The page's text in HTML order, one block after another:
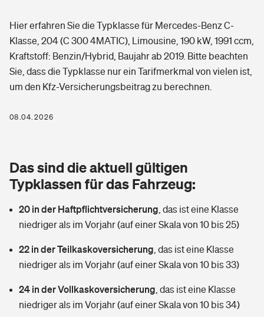
Arbeitsrechtsschutz
Berufshaftpflichtversicherung
Rentenrechner: Wie viel Geld bekomme ich im Alter?
Wer versichert was: Jetzt Versicherer finden
Hausratversicherung
Elementarversicherung
Photovoltaik
Wärmepumpen versichern
Vermieterrrechtsschutz
Mietkautionsversicherung
Zur Übersicht
Tools
Pri­vate Haft­pflicht­
Rechts­schutz­ver­si­che­rung
Kinderunfall­ver­si­che­rung
Reiseversicherung
Pferdehalter-Haftpflicht
Gesundheit
Private Krankenversicherung
Tierkrankenversicherung
Zur Übersicht
Tools
Wer versichert was: Jetzt Versicherer finden
Hier erfahren Sie die Typklasse für Mercedes-Benz C-
Klasse, 204 (C 300 4MATIC), Limousine, 190 kW, 1991 ccm,
Kraftstoff: Benzin/Hybrid, Baujahr ab 2019. Bitte beachten
Sie, dass die Typklasse nur ein Tarifmerkmal von vielen ist,
um den Kfz-Versicherungsbeitrag zu berechnen.
08.04.2026
Das sind die aktuell gültigen
Typklassen für das Fahrzeug:
20 in der Haftpflichtversicherung das ist eine Klasse
niedriger als im Vorjahr (auf einer Skala von 10 bis 25)
22 in der Teilkaskoversicherung das ist eine Klasse
niedriger als im Vorjahr (auf einer Skala von 10 bis 33)
24 in der Vollkaskoversicherung das ist eine Klasse
niedriger als im Vorjahr (auf einer Skala von 10 bis 34)